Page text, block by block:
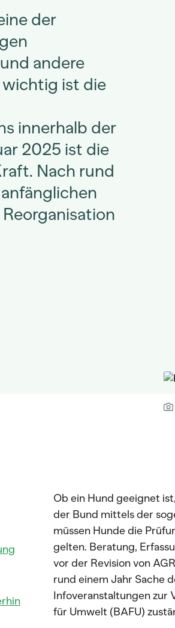
der
andere
ist die
innerhalb der
2025 ist die
Nach rund
Ob ein Hund geeignet
der Bund mittels der
müssen Hunde die
gelten. Beratung,
vor der Revision von
rund einem Jahr Sache
Infoveranstaltungen zur
für Umwelt (BAFU)